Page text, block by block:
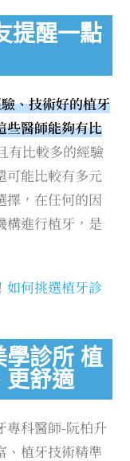
提醒一點
、技術好的植牙
些醫師能夠有比
有比較多的經驗
可能比較有多元
擇，在任何的因
構進行植牙，是
如何挑選植牙診
學診所 植
更舒適
專科醫師-阮柏升
、植牙技術精準